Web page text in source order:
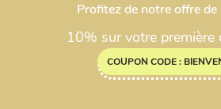
Profitez de notre offre de
10% sur votre première
COUPON CODE :